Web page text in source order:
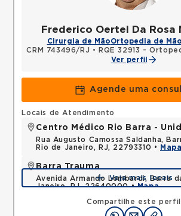
Frederico Oertel Da Rosa
Cirurgia de MãoOrtopedia de Mão
CRM 743496/RJ • RQE 32913 - Ortopedia
Ver perfil
Agende uma
Compartilhe este perfil
Locais de Atendimento
Centro Médico Rio Barra -
Rua Augusto Camossa Saldanha,
Rio de Janeiro, RJ, 22793310 •
Mapa
Barra Trauma
Avenida Armando Lombardi, Barra
Janeiro, RJ, 22640000 •Mapa
Veja mais locais